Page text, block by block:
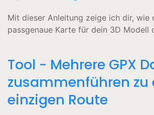
Mit dieser Anleitung zeige ich dir, wie
passgenaue Karte für dein 3D Modell
Tool - Mehrere GPX
zusammenführen zu
einzigen Route